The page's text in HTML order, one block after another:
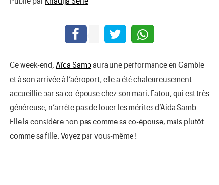
Ce week-end, Aïda Sambaura une performance en Gambie
et à son arrivée à l’aéroport, elle a été chaleureusement
accueillie par sa co-épouse chez son mari. Fatou, qui est très
généreuse, n’arrête pas de louer les mérites d’Aida Samb.
Elle la considère non pas comme sa co-épouse, mais plutôt
comme sa fille. Voyez par vous-même !